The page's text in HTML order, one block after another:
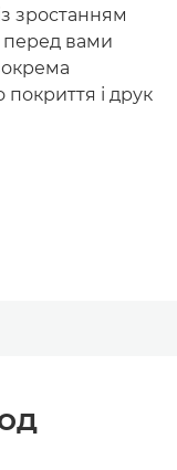
зростанням
перед вами
і друк